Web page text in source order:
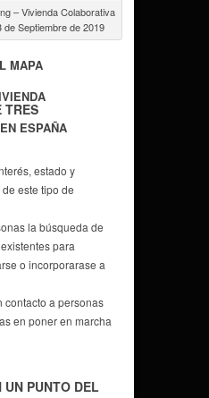
– Vivienda Colaborativa
de Septiembre de 2019
MAPA
ESPAÑA
TRES
estado y
este tipo de
la búsqueda de
para
o incorporarase a
contacto a personas
en poner en marcha
UN PUNTO DEL